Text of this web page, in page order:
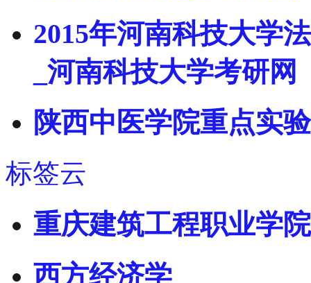
2015年河南科技大学
_河南科技大学考研网
陕西中医学院重点实
标签云
重庆建筑工程职业学院
西方经济学